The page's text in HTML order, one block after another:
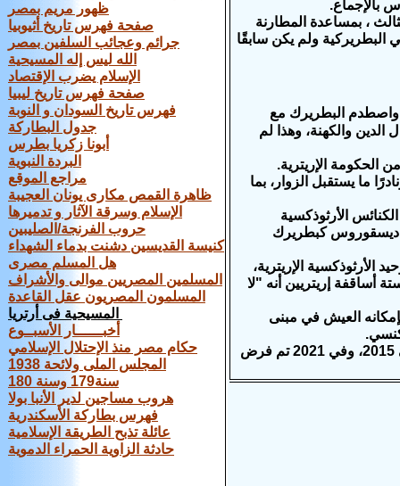
ظهور مريم بمصر
صفحة فهرس تاريخ أثيوبيا
جرائم وعجائب السلفين بمصر
الله ليس إله المسيحية
الإسلام يضرب الإقتصاد
صفحة فهرس تاريخ ليبيا
فهرس تاريخ السودان و النوبة
جدول البطاركة
أبونا زكريا بطرس
البردة النبوية
مراجع الموقع
ظاهرة القمص مكارى يونان العجيبة
الإسلام وسرقة الآثار و تدميرها
حروب الفرنجة/الصليبين
كنيسة القديسين‏ ‏دشنت‏ ‏بدماء‏ ‏الشهداء
هل المسلم مصرى
المسلمين المصريين موالى والأشراف
المسلمون المصريون عقل القاعدة
أخبــــــار الأسبــوع
حكام مصر منذ الإحتلال الإسلامي
المجلس الملى ولائحة 1938
سنة179 وسنة 180
هروب مساجين لدير الأنبا بولا
فهرس بطاركة الأسكندرية
عائلة تذبح الطريقة الإسلامية
حادثة الزاوية الحمراء الدموية
البابا شنودة الثالث ، بمساعدة المطارنة
البطريركية ولم يكن سابقًا
واصطدم البطريرك مع
والكهنة، وهذا لم
ما يستقبل الزوار، بما
الكنائس الأرثوذكسية
ديسقوروس كبطريرك
الأرثوذكسية الإريترية،
أساقفة إريتريين أنه "لا
العيش في مبنى
ومن المعروف أن الحكومة فرضت بطريركًا آخر هو البطريرك ديسقورس وتوفي في 2015، وفي 2021 تم فرض